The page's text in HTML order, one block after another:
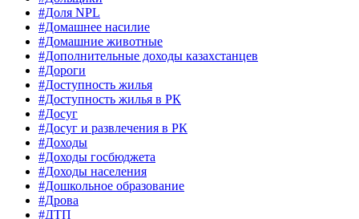
#Доля NPL
#Домашнее насилие
#Домашние животные
#Дополнительные доходы казахстанцев
#Дороги
#Доступность жилья
#Доступность жилья в РК
#Досуг
#Досуг и развлечения в РК
#Доходы
#Доходы госбюджета
#Доходы населения
#Дошкольное образование
#Дрова
#ДТП